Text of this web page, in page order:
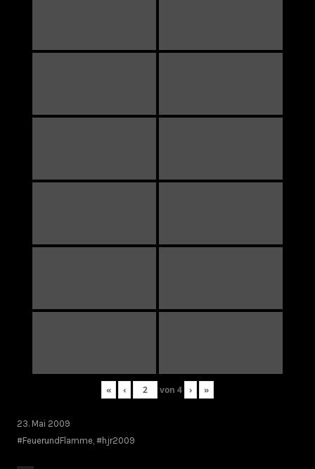
« ‹ von 4 › »
23. Mai 2009
#FeuerundFlamme #hjr2009